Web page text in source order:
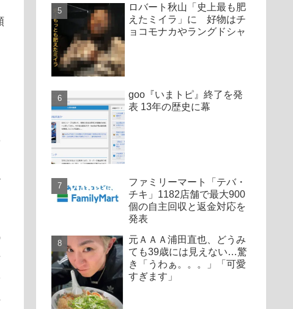
ロバート秋山「史上最も肥
えたミイラ」に 好物はチ
ョコモナカやラングドシャ
goo『いまトピ』終了を発
表 13年の歴史に幕
ファミリーマート「テバ・
チキ」1182店舗で最大900
個の自主回収と返金対応を
発表
元ＡＡＡ浦田直也、どうみ
ても39歳には見えない…驚
き「うわぁ。。。」「可愛
すぎます」